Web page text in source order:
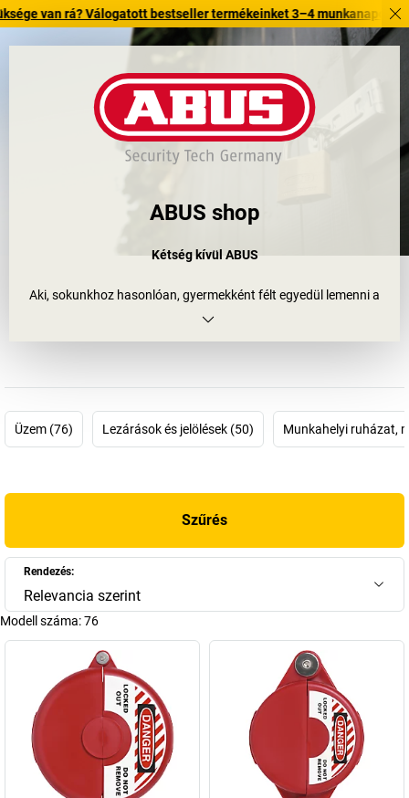
rá? Válogatott bestseller termékeinket 3–4 munkanapon belül
ABUS shop
Kétség kívül ABUS
Aki, sokunkhoz hasonlóan, gyermekként félt egyedül lemenni a
pincébe, valószínűleg szívesen nőtt volna fel August Bremicker
A siker kulcsa? Lakatok fejlesztése és gyártása. A közel 100 éves
vagy ipari létesítmények számára. Az elemlámpáktól,
kezdve a videómegfigyelő rendszerekig, a munkavédelemig vagy
megbízható, stabil” mottóval az ABUS szakértő és globálisan aktív
partner az élet minden területén. És bár a fontosabb termelési
helyszínek még mindig Németországban vannak, már nem kell az
észak-rajna-vesztfáliai Wetterbe költöznie ahhoz, hogy
biztonságban érezze magát.
Az ABUS csoport jelenleg több mint 3500 embert foglalkoztat öt
németországi telephelyén és mintegy 25 nemzetközi
leányvállalatánál, többek között az Egyesült Államokban, Latin-
Amerikában és Ázsiában, és biztosítja, hogy világszerte sok ember
Üzem (76) Lezárások és jelölések (50) Munkahelyi ruházat,
Szűrés
Rendezés:
Relevancia szerint
Modell száma:76